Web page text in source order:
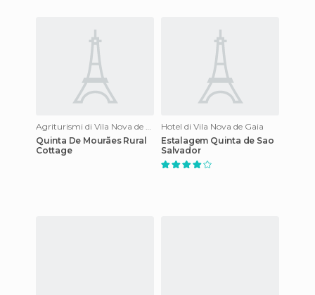
Quinta De Mourães Rural
Cottage
Hotel di Vila Nova de Gaia
Estalagem Quinta de Sao
Salvador